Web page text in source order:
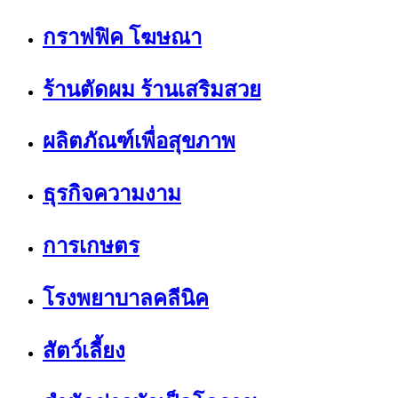
กราฟฟิค โฆษณา
ร้านตัดผม ร้านเสริมสวย
ผลิตภัณฑ์เพื่อสุขภาพ
ธุรกิจความงาม
การเกษตร
โรงพยาบาลคลีนิค
สัตว์เลี้ยง